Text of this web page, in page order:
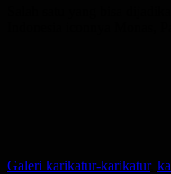
Categories
Galeri karikatur-Tags
karikatur,